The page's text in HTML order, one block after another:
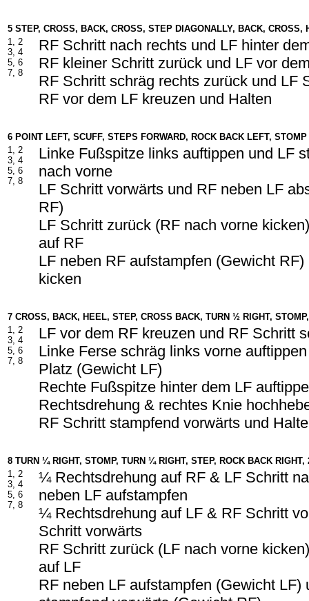
5 STEP, CROSS, BACK, CROSS, STEP DIAGONALLY, BACK, CROSS,
1, 2
3, 4
5, 6
7, 8
RF Schritt nach rechts und LF hinter
RF kleiner Schritt zurück und LF vor
RF Schritt schräg rechts zurück und LF
RF vor dem LF kreuzen und Halten
6 POINT LEFT, SCUFF, STEPS FORWARD, ROCK BACK LEFT, STOMP
1, 2
3, 4
5, 6
7, 8
Linke Fußspitze links auftippen und LF
nach vorne
LF Schritt vorwärts und RF neben LF
RF)
LF Schritt zurück (RF nach vorne
auf RF
LF neben RF aufstampfen (Gewicht
kicken
7 CROSS, BACK, HEEL, STEP, CROSS BACK, TURN ½ RIGHT,
1, 2
3, 4
5, 6
7, 8
LF vor dem RF kreuzen und RF Schritt
Linke Ferse schräg links vorne
Platz (Gewicht LF)
Rechte Fußspitze hinter dem LF
Rechtsdrehung & rechtes Knie
RF Schritt stampfend vorwärts und
8 TURN ¼ RIGHT, STOMP, TURN ¼ RIGHT, STEP, ROCK BACK RIGHT,
1, 2
3, 4
5, 6
7, 8
¼ Rechtsdrehung auf RF & LF Schritt
neben LF aufstampfen
¼ Rechtsdrehung auf LF & RF Schritt
Schritt vorwärts
RF Schritt zurück (LF nach vorne
auf LF
RF neben LF aufstampfen (Gewicht LF)